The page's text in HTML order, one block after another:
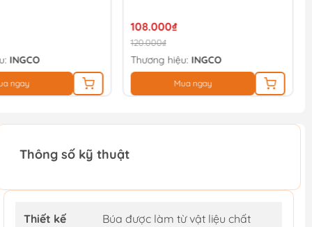
INGCO
ngay
108.000₫
120.000₫
Thương hiệu: INGCO
Mua ngay
Thông số kỹ thuật
Thiết kế
Búa được làm từ vật liệu chất